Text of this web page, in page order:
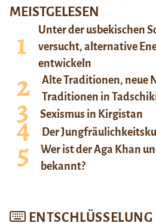
MEISTGELESEN
Unter der usbekischen
versucht, alternative
entwickeln
Alte Traditionen, neue
Traditionen in
Sexismus in Kirgistan
Der
Wer ist der Aga Khan
bekannt?
ENTSCHLÜSSELUNG